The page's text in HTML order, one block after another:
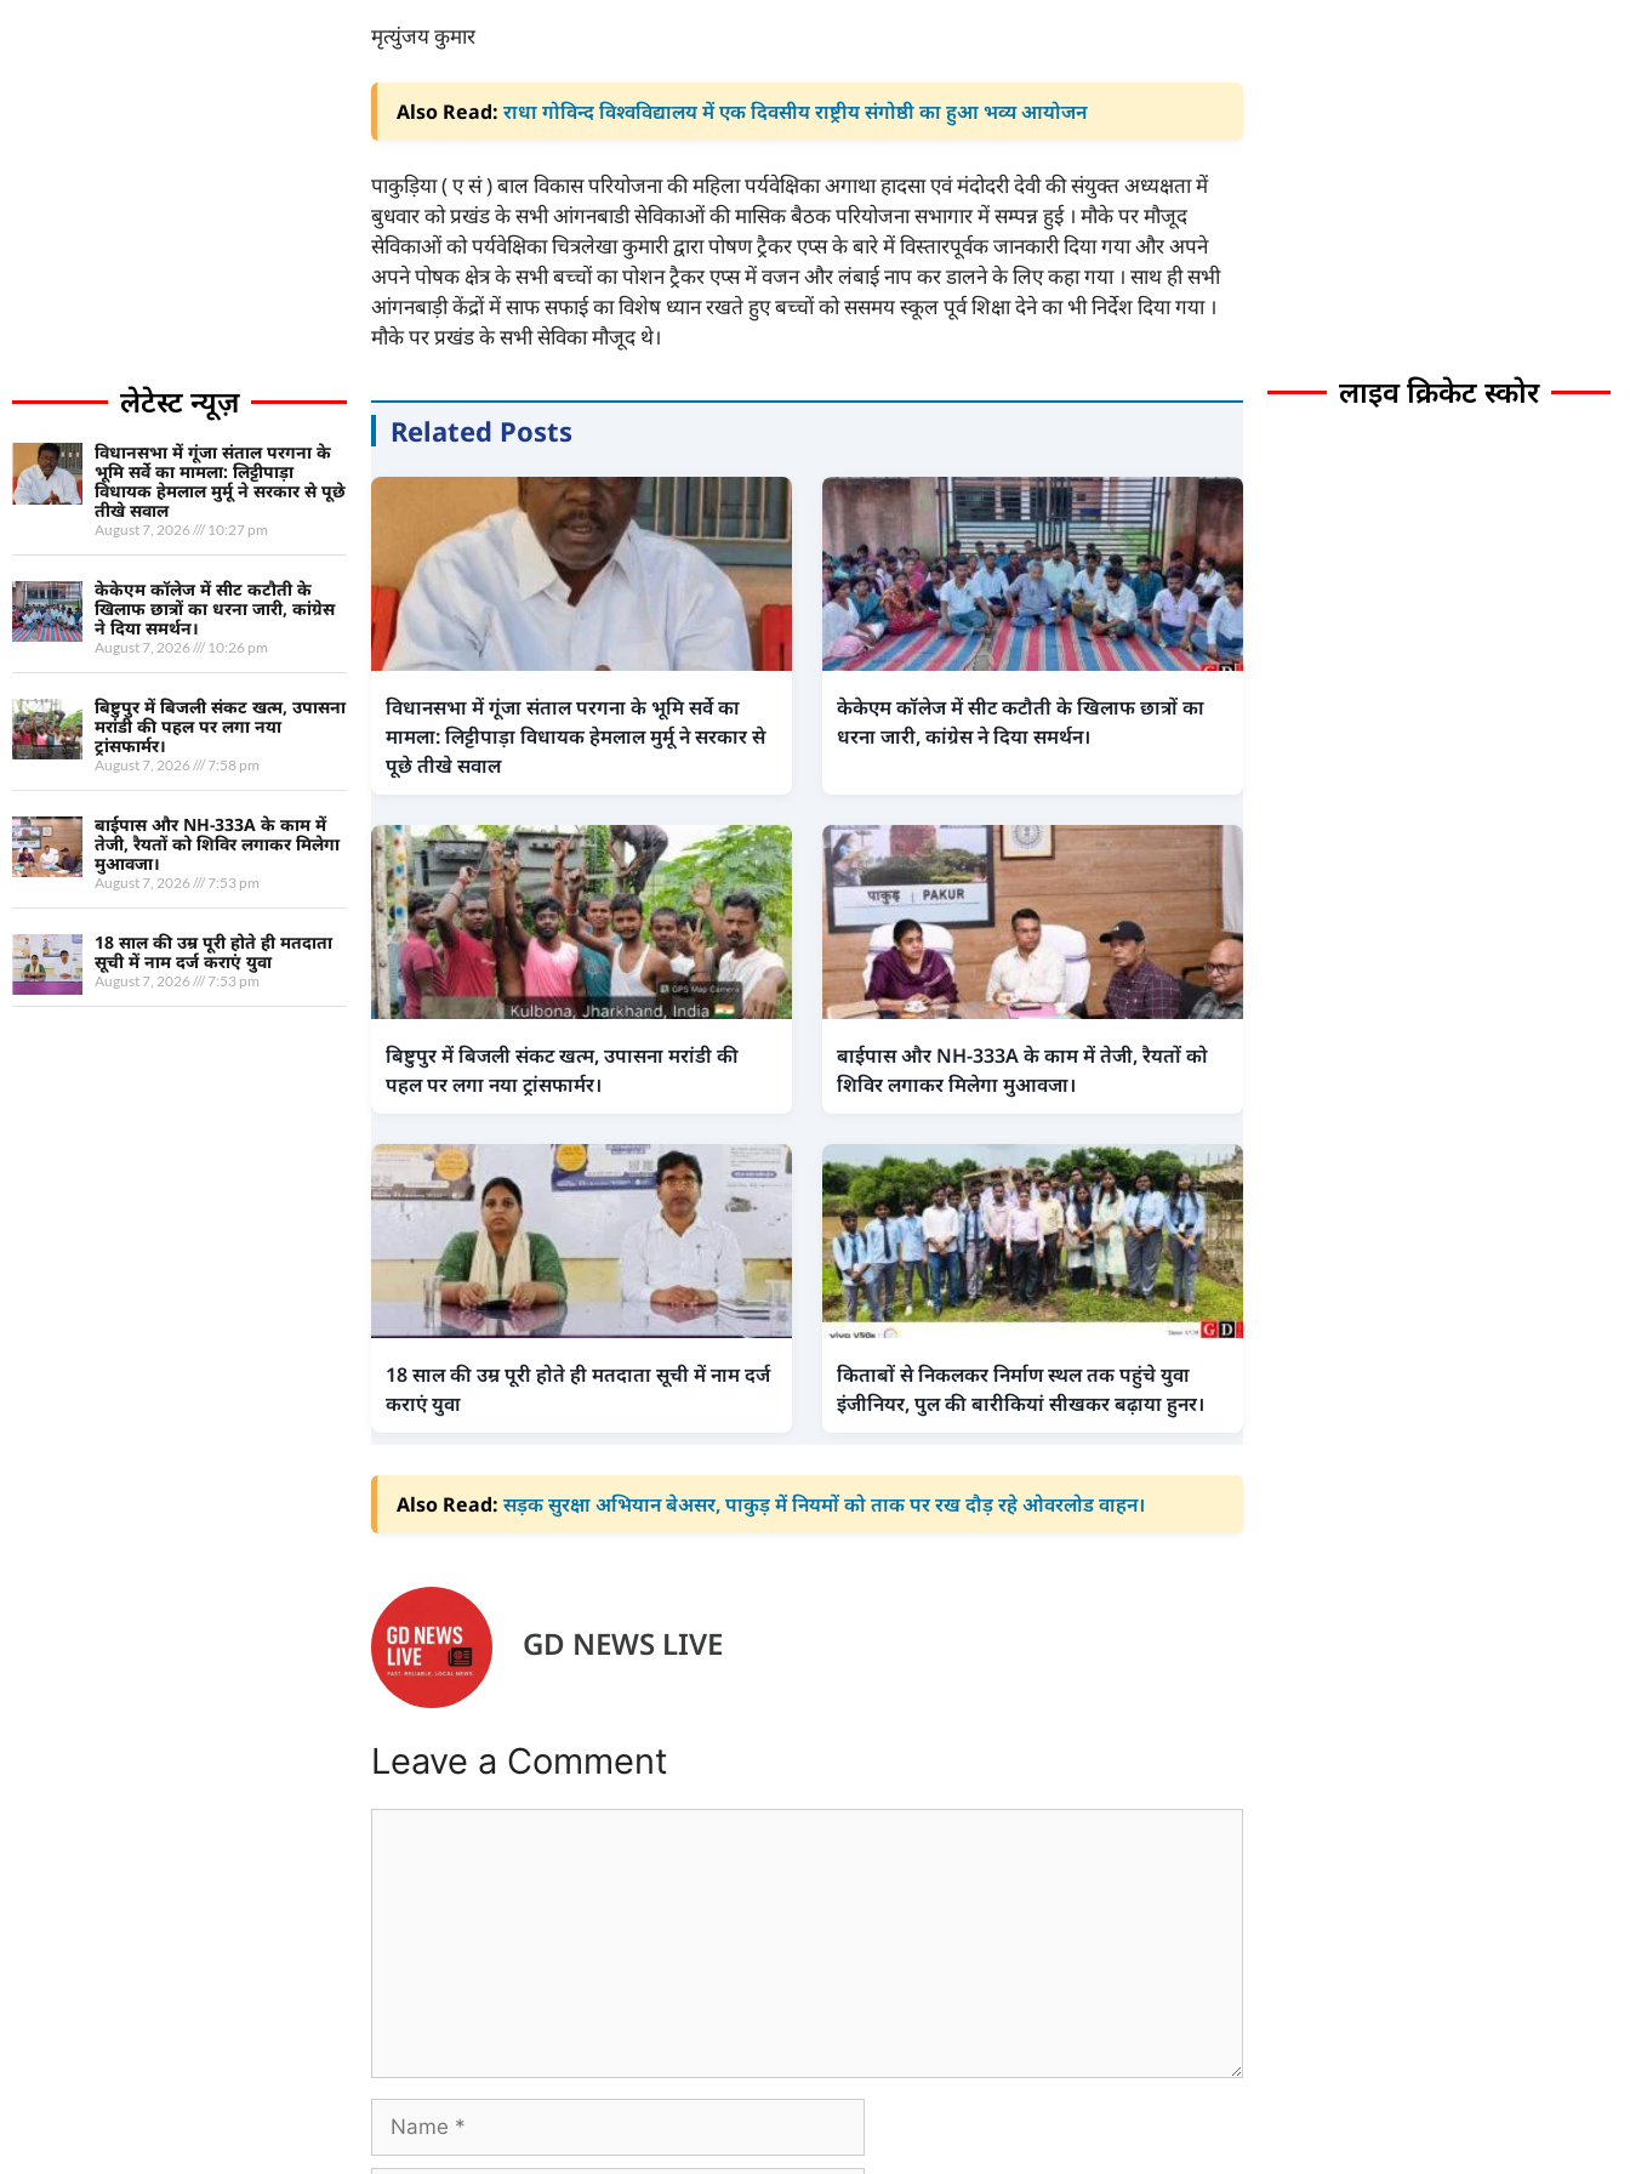
लेटेस्ट न्यूज़
विधानसभा में गूंजा संताल परगना के
भूमि सर्वे का मामला: लिट्टीपाड़ा
विधायक हेमलाल मुर्मू ने सरकार से पूछे
तीखे सवाल
August 7, 2026 10:27 pm
केकेएम कॉलेज में सीट कटौती के
खिलाफ छात्रों का धरना जारी, कांग्रेस
ने दिया समर्थन।
August 7, 2026 10:26 pm
बिष्टुपुर में बिजली संकट खत्म, उपासना
मरांडी की पहल पर लगा नया
ट्रांसफार्मर।
August 7, 2026 7:58 pm
बाईपास और NH-333A के काम में
तेजी, रैयतों को शिविर लगाकर मिलेगा
मुआवजा।
August 7, 2026 7:53 pm
18 साल की उम्र पूरी होते ही मतदाता
सूची में नाम दर्ज कराएं युवा
August 7, 2026 7:53 pm
मृत्युंजय कुमार
Also Read: राधा गोविन्द विश्वविद्यालय में एक दिवसीय राष्ट्रीय संगोष्ठी का हुआ भव्य आयोजन
पाकुड़िया ( ए सं ) बाल विकास परियोजना की महिला पर्यवेक्षिका अगाथा हादसा एवं मंदोदरी देवी की संयुक्त अध्यक्षता में
बुधवार को प्रखंड के सभी आंगनबाडी सेविकाओं की मासिक बैठक परियोजना सभागार में सम्पन्न हुई । मौके पर मौजूद
सेविकाओं को पर्यवेक्षिका चित्रलेखा कुमारी द्वारा पोषण ट्रैकर एप्स के बारे में विस्तारपूर्वक जानकारी दिया गया और अपने
अपने पोषक क्षेत्र के सभी बच्चों का पोशन ट्रैकर एप्स में वजन और लंबाई नाप कर डालने के लिए कहा गया । साथ ही सभी
आंगनबाड़ी केंद्रों में साफ सफाई का विशेष ध्यान रखते हुए बच्चों को ससमय स्कूल पूर्व शिक्षा देने का भी निर्देश दिया गया ।
मौके पर प्रखंड के सभी सेविका मौजूद थे।
Related Posts
विधानसभा में गूंजा संताल परगना के भूमि सर्वे का
मामला: लिट्टीपाड़ा विधायक हेमलाल मुर्मू ने सरकार से
पूछे तीखे सवाल
केकेएम कॉलेज में सीट कटौती के खिलाफ छात्रों का
धरना जारी, कांग्रेस ने दिया समर्थन।
बिष्टुपुर में बिजली संकट खत्म, उपासना मरांडी की
पहल पर लगा नया ट्रांसफार्मर।
बाईपास और NH-333A के काम में तेजी, रैयतों को
शिविर लगाकर मिलेगा मुआवजा।
18 साल की उम्र पूरी होते ही मतदाता सूची में नाम दर्ज
कराएं युवा
किताबों से निकलकर निर्माण स्थल तक पहुंचे युवा
इंजीनियर, पुल की बारीकियां सीखकर बढ़ाया हुनर।
Also Read: सड़क सुरक्षा अभियान बेअसर, पाकुड़ में नियमों को ताक पर रख दौड़ रहे ओवरलोड वाहन।
GD NEWS LIVE
Leave a Comment
लाइव क्रिकेट स्कोर